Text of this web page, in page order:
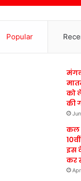
Popular
को
की
कल
इस
कर